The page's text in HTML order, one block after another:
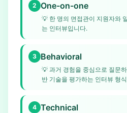
2 One-on-one
💡 한 명의 면접관이 지원자와
는 인터뷰입니다.
3 Behavioral
💡 과거 경험을 중심으로 질문
반 기술을 평가하는 인터뷰 형
4 Technical